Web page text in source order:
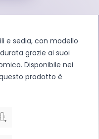
e sedia, con modello
grazie ai suoi
Disponibile nei
prodotto è